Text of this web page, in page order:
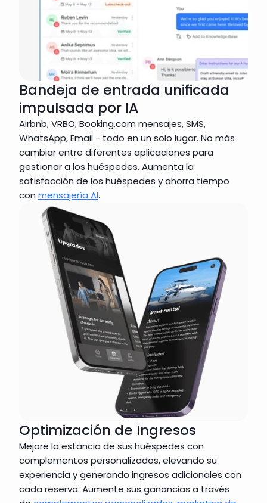
Bandeja de entrada unificada
impulsada por IA
Airbnb, VRBO, Booking.com mensajes, SMS,
WhatsApp, Email - todo en un solo lugar. No más
cambiar entre diferentes aplicaciones para
gestionar a los huéspedes. Aumenta la
satisfacción de los huéspedes y ahorra tiempo
con mensajería AI.
Optimización de Ingresos
Mejore la estancia de sus huéspedes con
complementos personalizados, elevando su
experiencia y generando ingresos adicionales con
cada reserva. Aumente sus ganancias a través